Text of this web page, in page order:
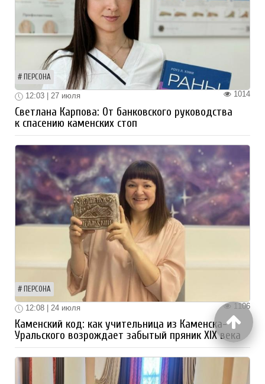
ПЕРСОНА
1014
12:03 | 27 июля
Светлана Карпова: От банковского руководства
к спасению каменских стоп
ПЕРСОНА
1106
12:08 | 24 июля
Каменский код: как учительница из Каменска-
Уральского возрождает забытый пряник XIX века